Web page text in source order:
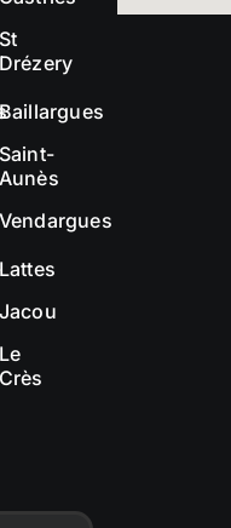
St
Drézery
Aunès
Vendargues
Jacou
Le
Crès